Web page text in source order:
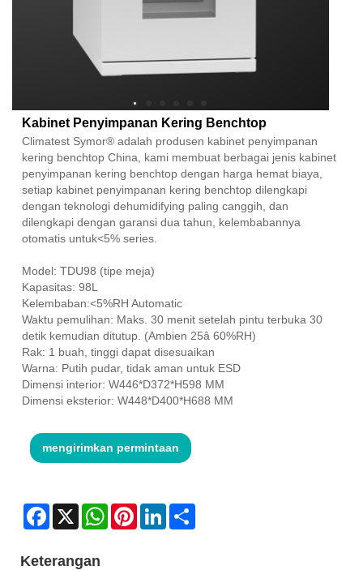
Kabinet Penyimpanan Kering Benchtop
Climatest Symor® adalah produsen kabinet penyimpanan
kering benchtop China, kami membuat berbagai jenis kabinet
penyimpanan kering benchtop dengan harga hemat biaya,
setiap kabinet penyimpanan kering benchtop dilengkapi
dengan teknologi dehumidifying paling canggih, dan
dilengkapi dengan garansi dua tahun, kelembabannya
otomatis untuk<5% series.
Model: TDU98 (tipe meja)
Kapasitas: 98L
Kelembaban:<5%RH Automatic
Waktu pemulihan: Maks. 30 menit setelah pintu terbuka 30
detik kemudian ditutup. (Ambien 25â 60%RH)
Rak: 1 buah, tinggi dapat disesuaikan
Warna: Putih pudar, tidak aman untuk ESD
Dimensi interior: W446*D372*H598 MM
Dimensi eksterior: W448*D400*H688 MM
mengirimkan permintaan
Facebook
X WhatsAppPinterestLinkedIn
Keterangan